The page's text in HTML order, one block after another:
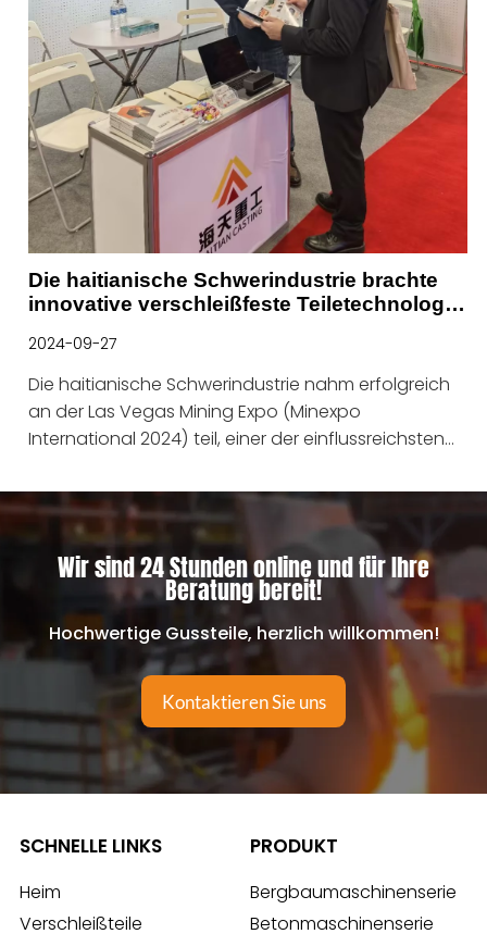
Die haitianische Schwerindustrie brachte
innovative verschleißfeste Teiletechnologie
2024-09-27
Die haitianische Schwerindustrie nahm erfolgreich
an der Las Vegas Mining Expo (Minexpo
International 2024) teil, einer der einflussreichsten
Wir sind 24 Stunden online und für Ihre
Beratung bereit!
Hochwertige Gussteile, herzlich willkommen!
Kontaktieren Sie uns
SCHNELLE LINKS
Heim
Verschleißteile
PRODUKT
Bergbaumaschinenserie
Betonmaschinenserie